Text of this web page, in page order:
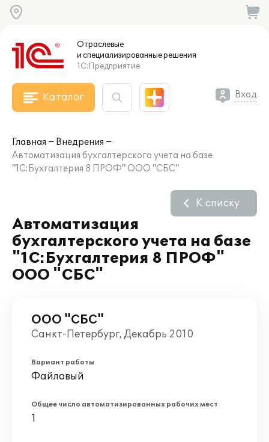
Отраслевые
и специализированныерешения
1С:Предприятие
Каталог Вход
Главная
Внедрения
Автоматизация бухгалтерского учета на базе
"1C:Бухгалтерия 8 ПРОФ" ООО "СБС"
Автоматизация
бухгалтерского учета на базе
"1C:Бухгалтерия 8 ПРОФ"
ООО "СБС"
К списку
ООО "СБС"
Санкт-Петербург, Декабрь 2010
Вариант работы
Файловый
Общее число автоматизированных рабочих мест
1